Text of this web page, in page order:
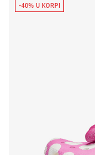
-40% U KORPI